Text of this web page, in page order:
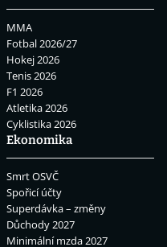
MMA
Fotbal 2026/27
Hokej 2026
Tenis 2026
F1 2026
Atletika 2026
Cyklistika 2026
Ekonomika
Smrt OSVČ
Spořicí účty
Superdávka – změny
Důchody 2027
Minimální mzda 2027